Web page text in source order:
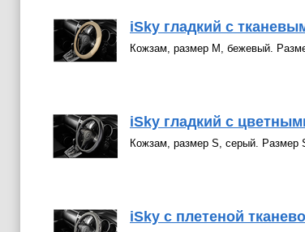
iSky гладкий с
Кожзам, размер М, бежевый.
iSky гладкий с
Кожзам, размер S, серый. Размер
iSky с плетеной